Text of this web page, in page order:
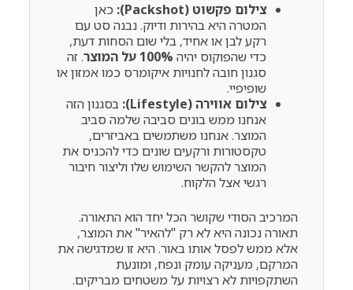
צילום פקשוט (Packshot):
כאן
המטרה היא בהירות ודיוק. נבנה סט עם
רקע לבן או אחיד, בלי שום הסחות דעת,
כדי שהפוקוס יהיה 100% על המוצר
. זה
סגנון חובה לחנויות איקומרס כמו אמזון או
שופיפיי.
צילום אווירה (Lifestyle):
בסגנון הזה
אנחנו ממש בונים סביבה שלמה סביב
המוצר. אנחנו משתמשים באביזרים,
טקסטורות ורקעים שונים כדי להכניס את
המוצר להקשר השימוש שלו וליצור חיבור
רגשי אצל הלקוח.
המרכיב הסודי שקושר הכל יחד הוא התאורה.
תאורה נכונה היא לא רק "להאיר" את המוצר,
אלא ממש לפסל אותו באור. היא זו שמדגישה את
המרקם, מעניקה עומק ונפח, ומונעת
השתקפויות לא רצויות על משטחים מבריקים.